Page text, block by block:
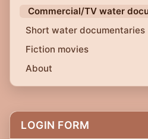
Commercial/TV water
Short water documentaries
Fiction movies
About
LOGIN FORM